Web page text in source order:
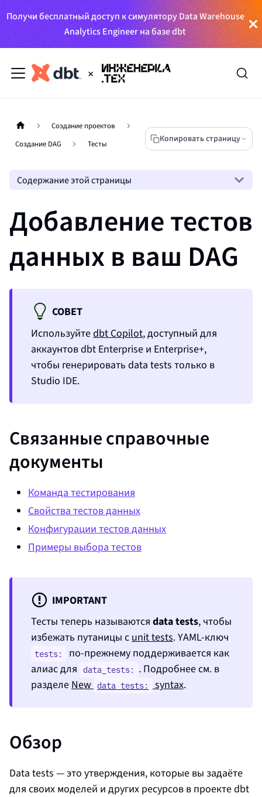
Получи бесплатный доступ к симулятору Data Warehouse
Analytics Engineer на базе dbt
Создание проектов
Создание DAG
Тесты Копировать страницу
Содержание этой страницы
Добавление тестов
данных в ваш DAG
СОВЕТ
Используйтеdbt Copilot, доступный для
аккаунтовdbt Enterprise и Enterprise+,
чтобы генерировать data tests только в
Studio IDE.
Связанные справочные
документы
Команда тестирования
Свойства тестов данных
Конфигурации тестов данных
Примеры выбора тестов
IMPORTANT
Тесты теперь называются data tests, чтобы
избежать путаницы с unit tests. YAML-ключ
tests:
по‑прежнему поддерживается как
алиас для data_tests: . Подробнее см. в
разделе New data_tests: syntax.
Обзор
Data tests — это утверждения, которые вы задаёте
для своих моделей и других ресурсов в проекте dbt